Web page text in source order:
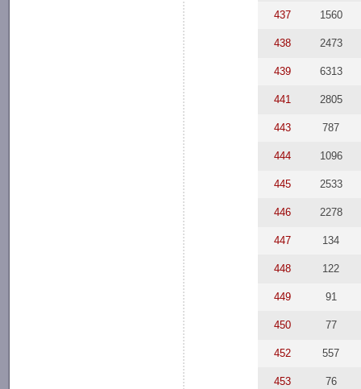
437 1560
438 2473
439 6313
441 2805
443 787
444 1096
445 2533
446 2278
447 134
448 122
449 91
450 77
452 557
453 76